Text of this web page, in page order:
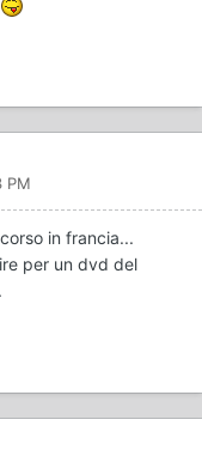
PM
in francia...
per un dvd del